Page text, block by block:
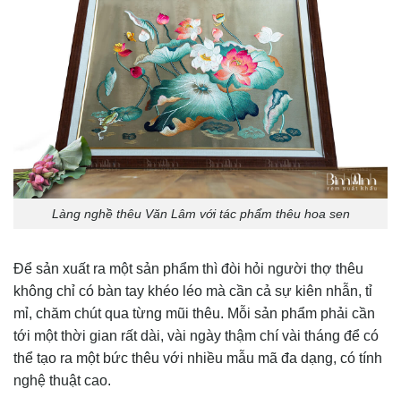
Làng nghề thêu Văn Lâm với tác phẩm thêu hoa sen
Để sản xuất ra một sản phẩm thì đòi hỏi người thợ thêu
không chỉ có bàn tay khéo léo mà cần cả sự kiên nhẫn, tỉ
mỉ, chăm chút qua từng mũi thêu. Mỗi sản phẩm phải cần
tới một thời gian rất dài, vài ngày thậm chí vài tháng để có
thể tạo ra một bức thêu với nhiều mẫu mã đa dạng, có tính
nghệ thuật cao.